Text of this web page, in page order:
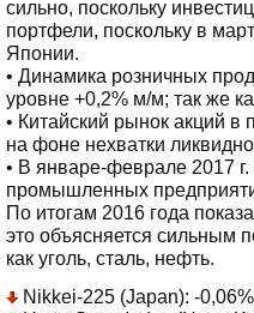
сильно, поскольку
портфели, поскольку в
Японии.
• Динамика розничных
уровне +0,2% м/м; так же
• Китайский рынок акций в
на фоне нехватки
• В январе-феврале 2017
промышленных
По итогам 2016 года
это объясняется сильным
как уголь, сталь, нефть.
Nikkei-225 (Japan): -0,06%